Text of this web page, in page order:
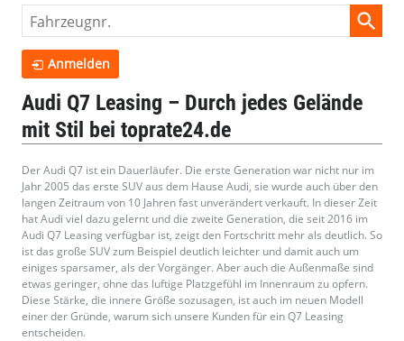
Audi Q7 Leasing – Durch jedes Gelände
mit Stil bei toprate24.de
Der Audi Q7 ist ein Dauerläufer. Die erste Generation war nicht nur im
Jahr 2005 das erste SUV aus dem Hause Audi, sie wurde auch über den
langen Zeitraum von 10 Jahren fast unverändert verkauft. In dieser Zeit
hat Audi viel dazu gelernt und die zweite Generation, die seit 2016 im
Audi Q7 Leasing verfügbar ist, zeigt den Fortschritt mehr als deutlich. So
ist das große SUV zum Beispiel deutlich leichter und damit auch um
einiges sparsamer, als der Vorgänger. Aber auch die Außenmaße sind
etwas geringer, ohne das luftige Platzgefühl im Innenraum zu opfern.
Diese Stärke, die innere Größe sozusagen, ist auch im neuen Modell
einer der Gründe, warum sich unsere Kunden für ein Q7 Leasing
entscheiden.
Fahrzeugnr.
Anmelden